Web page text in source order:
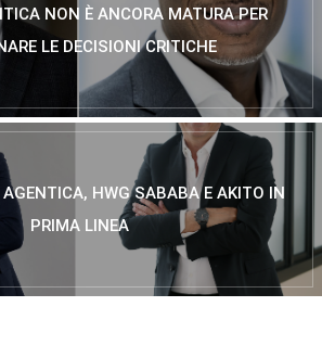
NON È ANCORA MATURA PER
LE DECISIONI CRITICHE
AGENTICA, HWG SABABA E AKITO IN
PRIMA LINEA